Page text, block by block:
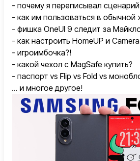
- почему я переписывал
- как им пользоваться в обычной
- фишка OneUI 9 следит за
- как настроить HomeUP и
- игроимбочка?!
- какой чехол с MagSafe купить?
- паспорт vs Flip vs Fold vs
... и многое другое!